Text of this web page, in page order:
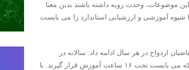
وحدت رویه داشته باشند بدین معنا
آموزشی و ارزشیابی استاندارد را می بایست
ازدواج در هر سال ادامه داد: سالانه در
کشور، حدود ۷۵۰ هزار زوج یا یک و نیم میلیون نفر در آستانه ازدواج وجود دارد که می بایست تحت ۱۶ ساعت آموزش قرار گیرند. با